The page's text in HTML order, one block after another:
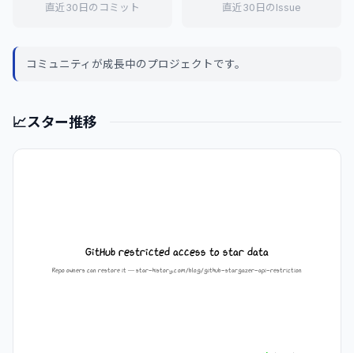
直近30日のコミット 直近30日のIssue
コミュニティが成長中のプロジェクトです。
📈スター推移